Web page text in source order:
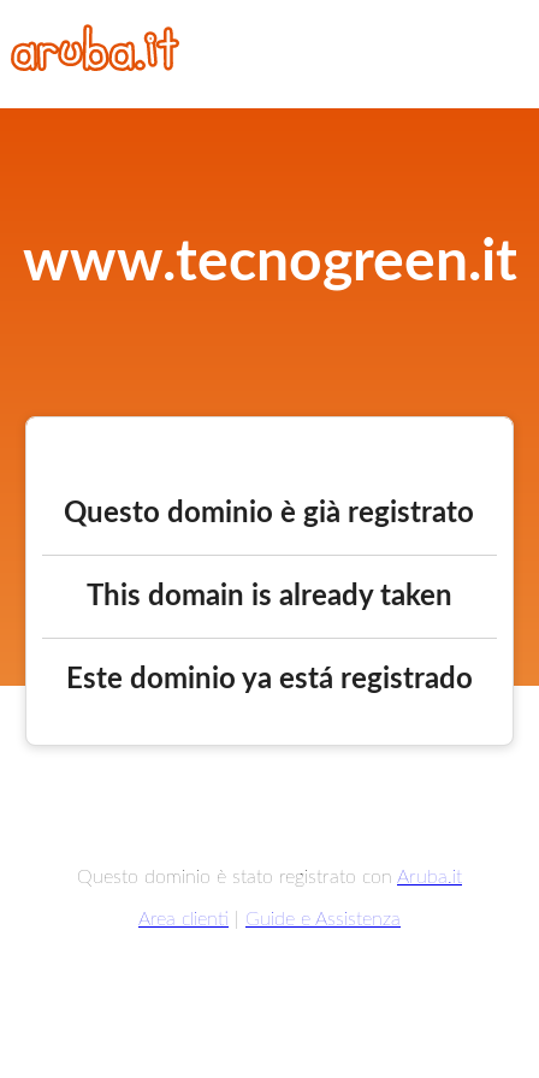
www.tecnogreen.it
Questo dominio è già registrato
This domain is already taken
Este dominio ya está registrado
Questo dominio è stato registrato con Aruba.it
Area clienti Guide e Assistenza